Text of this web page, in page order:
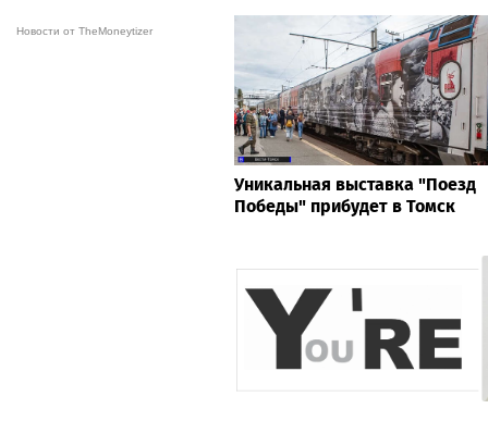
Новости от TheMoneytizer
Уникальная выставка "Поезд
Победы" прибудет в Томск